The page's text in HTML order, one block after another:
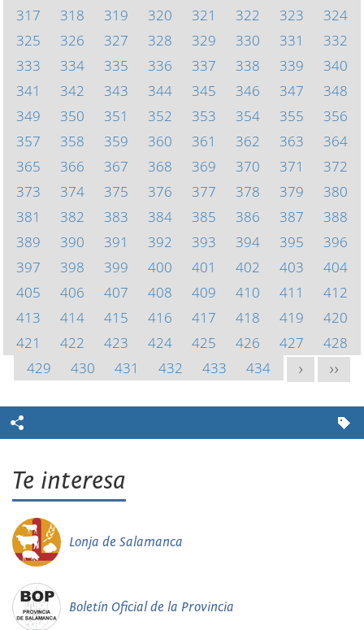
317
318 319 320 321 322 323
324
325
326 327 328 329 330 331
332
333
334 335 336 337 338 339
340
341
342 343 344 345 346 347
348
349
350 351 352 353 354 355
356
357
358 359 360 361 362 363
364
365
366 367 368 369 370 371
372
373
374 375 376 377 378 379
380
381
382 383 384 385 386 387
388
389
390 391 392 393 394 395
396
397
398 399 400 401 402 403
404
405
406 407 408 409 410 411
412
413
414 415 416 417 418 419
420
421
422 423 424 425 426 427
428
429
430 431 432 433 434 > >>
Te interesa
Lonja de Salamanca
Boletín Oficial de la Provincia